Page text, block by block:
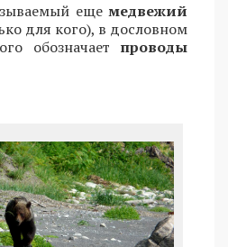
еще медвежий
для кого), в дословном
обозначает проводы